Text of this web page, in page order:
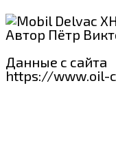
Автор Пётр
Данные с сайта
https://www.oil-